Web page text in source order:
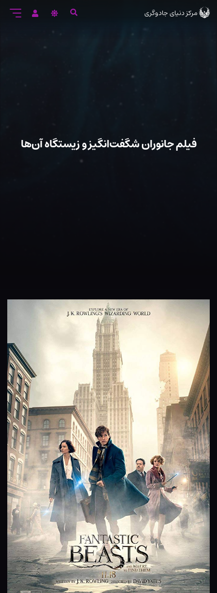
ورود
مرکز دنیای جادوگری
فیلم جانوران شگفت‌انگیز و زیستگاه آن‌ها